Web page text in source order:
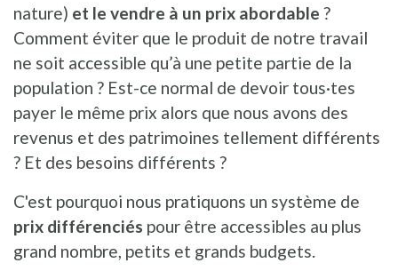
nature) et le vendre à un prix abordable ?
Comment éviter que le produit de notre travail
ne soit accessible qu’à une petite partie de la
population ? Est-ce normal de devoir tous·tes
payer le même prix alors que nous avons des
revenus et des patrimoines tellement différents
? Et des besoins différents ?
C'est pourquoi nous pratiquons un système de
prix différenciés pour être accessibles au plus
grand nombre, petits et grands budgets.